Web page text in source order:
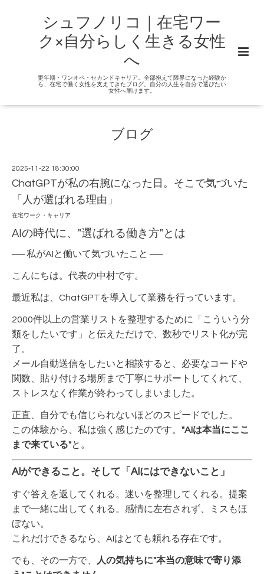
シュフノリコ｜在宅ワー
ク×自分らしく生きる女性
へ
更年期・ワンオペ・セカンドキャリア。全部抱えて限界になった経験か
ら、在宅で働く女性を支えてきたブログ。自分の人生を自分で選びたい
女性へ届けます。
ブログ
2025-11-22 18:30:00
ChatGPTが私の右腕になった日。そこで気づいた
「人が選ばれる理由」
在宅ワーク・キャリア
AIの時代に、"選ばれる働き方"とは
── 私がAIと働いて気づいたこと ──
こんにちは。代表の中村です。
最近私は、ChatGPTを導入して業務を行っています。
2000件以上の営業リストを整理するために「こういう分
類をしたいです」と伝えただけで、数秒でリスト化が完
了。
メール自動送信をしたいと相談すると、必要なコードや
関数、貼り付ける場所まで丁寧にサポートしてくれて、
ストレスなく作業が終わってしまいました。
正直、自分でも信じられないほどのスピードでした。
この体験から、私は強く感じたのです。 "AIは本当にここ
まで来ている"と。
AIができること。そして「AIにはできないこと」
すぐ答えを返してくれる。迷いを整理してくれる。提案
まで一緒に出してくれる。感情に左右されず、ミスもほ
ぼない。
これだけできるなら、AIはとても頼れる存在です。
でも、その一方で、
人の気持ちに"本当の意味で寄り添